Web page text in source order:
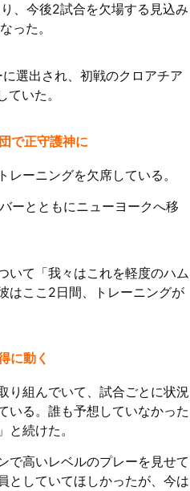
、今後2試合を欠場する見込み
った。
選出され、初戦のクロアチア
いた。
で正守護神に
ーニングを欠席している。
ーとともにニューヨークへ移
いて「我々はこれを軽度のハム
はここ2日間、トレーニングが
に動く
り組んでいて、試合ごとに状況
いる。誰も予想していなかった
続けた。
で高いレベルのプレーを見せて
としていてほしかったが、今は